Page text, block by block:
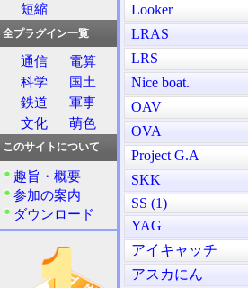
Looker
LRAS
LRS
Nice boat.
OAV
OVA
Project G.A
SKK
SS (1)
YAG
アイキャッチ
アスカにん
短縮
全プラグイン一覧
通信
電算
科学
国土
鉄道
軍事
文化
萌色
このサイトについて
趣旨・概要
参加の案内
ダウンロード